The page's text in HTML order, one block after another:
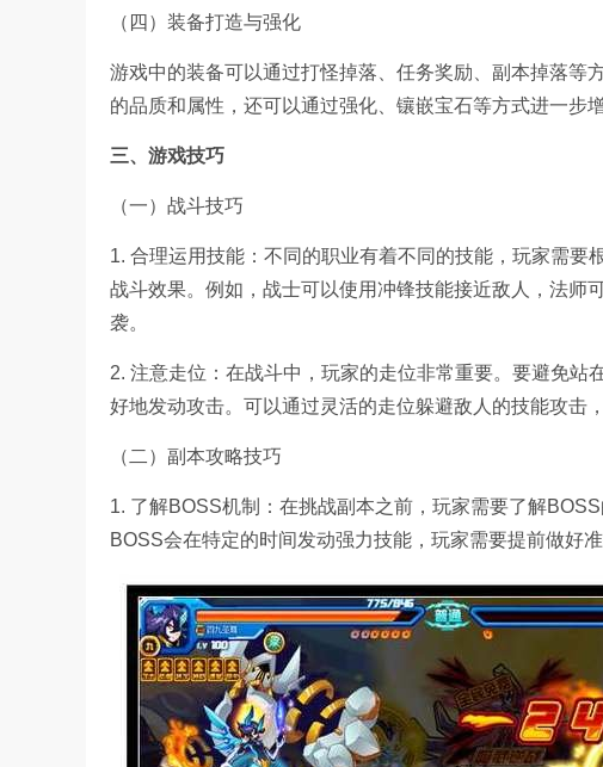
（四）装备打造与强化
游戏中的装备可以通过打怪掉落、任务奖励、副本掉落等
的品质和属性，还可以通过强化、镶嵌宝石等方式进一步
三、游戏技巧
（一）战斗技巧
1. 合理运用技能：不同的职业有着不同的技能，玩家需要
战斗效果。例如，战士可以使用冲锋技能接近敌人，法师
袭。
2. 注意走位：在战斗中，玩家的走位非常重要。要避免站
好地发动攻击。可以通过灵活的走位躲避敌人的技能攻击
（二）副本攻略技巧
1. 了解BOSS机制：在挑战副本之前，玩家需要了解
BOSS会在特定的时间发动强力技能，玩家需要提前做好